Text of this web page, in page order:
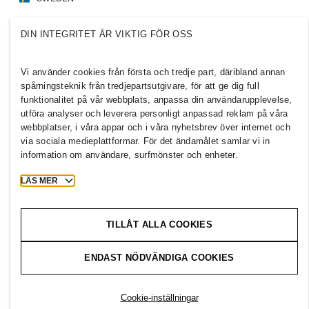
2026 H & M Hennes and Mauritz AB.
Thejourneystartsher
DIN INTEGRITET ÄR VIKTIG FÖR OSS
Vi använder cookies från första och tredje part, däribland annan
spårningsteknik från tredjepartsutgivare, för att ge dig full
funktionalitet på vår webbplats, anpassa din användarupplevelse,
utföra analyser och leverera personligt anpassad reklam på våra
webbplatser, i våra appar och i våra nyhetsbrev över internet och
via sociala medieplattformar. För det ändamålet samlar vi in
information om användare, surfmönster och enheter.
LÄS MER
TILLÅT ALLA COOKIES
ENDAST NÖDVÄNDIGA COOKIES
Cookie-inställningar